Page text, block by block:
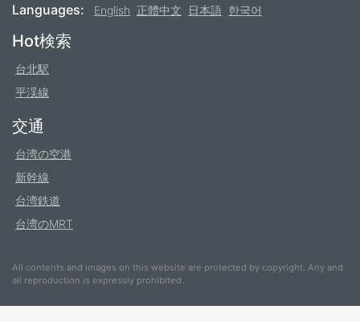
Languages: English 正體中文 日本語 한국어
Footer
Hot検索
台北駅
平渓線
交通
台湾の空港
新幹線
台湾鉄道
台湾のMRT
All contents and images on this website are protected by copyright. Any and
all reproduction is expressly prohibited.